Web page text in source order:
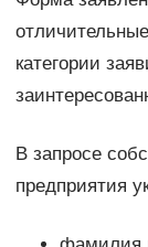
категории
В запросе
предприятия